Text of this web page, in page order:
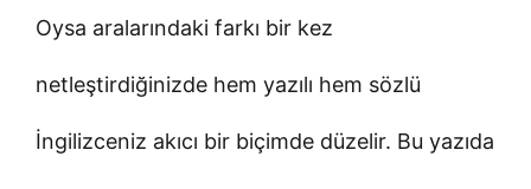
Oysa aralarındaki farkı bir kez
netleştirdiğinizde hem yazılı hem sözlü
İngilizceniz akıcı bir biçimde düzelir. Bu yazıda